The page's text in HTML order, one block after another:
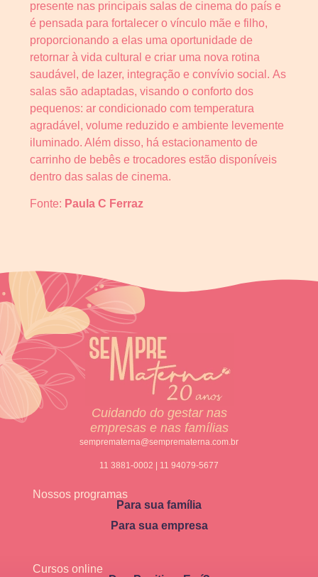
presente nas principais salas de cinema do país e
é pensada para fortalecer o vínculo mãe e filho,
proporcionando a elas uma oportunidade de
retornar à vida cultural e criar uma nova rotina
saudável, de lazer, integração e convívio social. As
salas são adaptadas, visando o conforto dos
pequenos: ar condicionado com temperatura
agradável, volume reduzido e ambiente levemente
iluminado. Além disso, há estacionamento de
carrinho de bebês e trocadores estão disponíveis
dentro das salas de cinema.
Fonte: Paula C Ferraz
Cuidando do gestar nas
empresas e nas famílias
semprematerna@semprematerna.com.br
11 3881-0002 | 11 94079-5677
Nossos programas
Para sua família
Para sua empresa
Cursos online